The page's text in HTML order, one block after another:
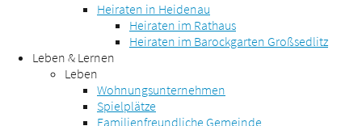
Heiraten in Heidenau
Heiraten im Rathaus
Heiraten im Barockgarten Großsedlitz
Leben & Lernen
Leben
Wohnungsunternehmen
Spielplätze
Familienfreundliche Gemeinde